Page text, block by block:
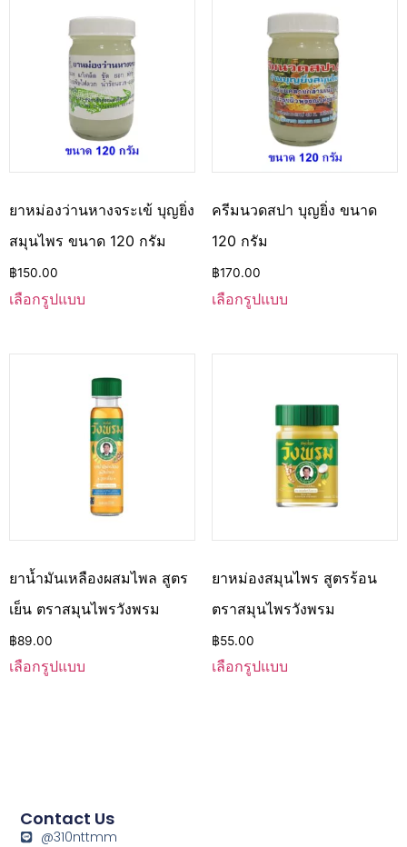
ยาหม่องว่านหางจระเข้ บุญยิ่ง
สมุนไพร ขนาด 120 กรัม
฿150.00
เลือกรูปแบบ
ครีมนวดสปา บุญยิ่ง ขนาด
120 กรัม
฿170.00
เลือกรูปแบบ
ยาน้ำมันเหลืองผสมไพล สูตร
เย็น ตราสมุนไพรวังพรม
฿89.00
เลือกรูปแบบ
ยาหม่องสมุนไพร สูตรร้อน
ตราสมุนไพรวังพรม
฿55.00
เลือกรูปแบบ
Contact Us
@310nttmm